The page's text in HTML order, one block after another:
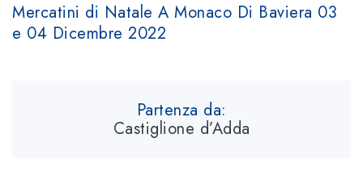
Mercatini di Natale A Monaco Di Baviera 03
e 04 Dicembre 2022
Partenza da:
Castiglione d’Adda